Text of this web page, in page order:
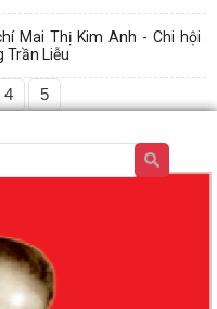
Mai Thị Kim Anh - Chi hội
Trần Liễu
4 5